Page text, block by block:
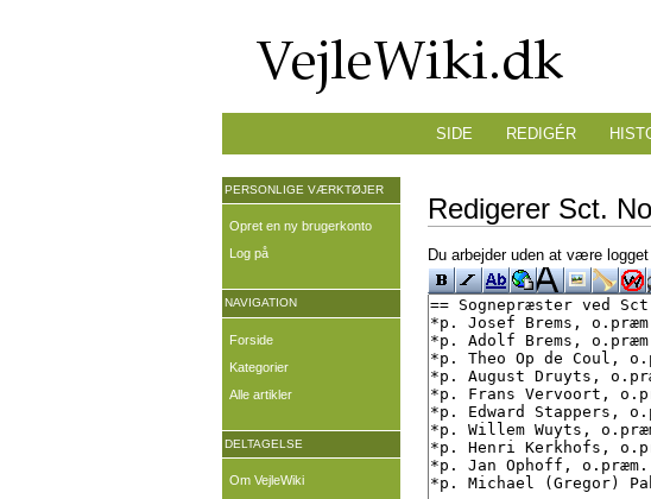
Redigerer Sct.
Du arbejder uden at være
SIDE REDIGÉR
PERSONLIGE VÆRKTØJER
Opret en ny brugerkonto
Log på
NAVIGATION
Forside
Kategorier
Alle artikler
DELTAGELSE
Om VejleWiki